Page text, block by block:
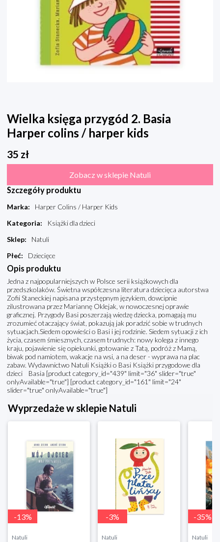
Wielka księga przygód 2. Basia
Harper colins / harper kids
35 zł
Zobacz w sklepie Natuli
Szczegóły produktu
Marka:
Harper Colins / Harper Kids
Kategoria:
Książki dla dzieci
Sklep:
Natuli
Płeć: Dziecięce
Opis produktu
Jedna z najpopularniejszych w Polsce serii książkowych dla
przedszkolaków. Świetna współczesna literatura dziecięca autorstwa
Zofii Staneckiej napisana przystępnym językiem, dowcipnie
zilustrowana przez Mariannę Oklejak, w nowoczesnej oprawie
graficznej. Przygody Basi poszerzają wiedzę dziecka, pomagają mu
zrozumieć otaczający świat, pokazują jak poradzić sobie w trudnych
sytuacjach.Siedem opowieści o Basi i jej rodzinie. Siedem sytuacji z ich
życia, czasem śmiesznych, czasem trudnych: nowy kolega z innego
kraju, pojawienie się opiekunki, gotowanie z Tatą, podróż z Mamą,
biwak pod namiotem, wakacje na wsi, a na deser - wyprawa na plac
zabaw. Wydawnictwo Natuli Książki o Basi Książki przygodowe dla
dzieci Basia [product category_id="439" limit="36" slider="true"
onlyAvailable="true"] [product category_id="161" limit="24"
slider="true" onlyAvailable="true"]
Wyprzedaże w sklepie Natuli
-13%
Natuli
-3%
Natuli
-35%
Natuli